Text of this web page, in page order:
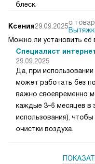
блеск.
Ксения29.09.2025о
Можно ли установить её
Специалист
29.09.2025
Да, при
может работать без
важно своевременно
каждые 3–6 месяцев в
использования),
очистки воздуха.